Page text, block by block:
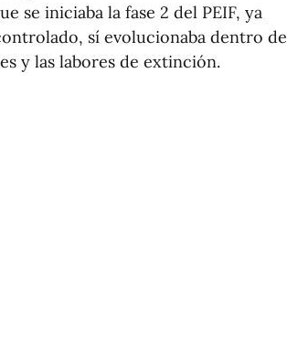
se iniciaba la fase 2 del PEIF, ya
sí evolucionaba dentro de
y las labores de extinción.